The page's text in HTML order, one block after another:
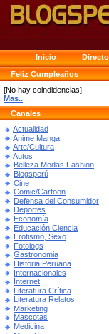
Inicio
Feliz Cumpleaños
[No hay coindidencias]
Mas..
Canales
Actualidad
Anime Manga
Arte/Cultura
Autos
Belleza Modas Fashion
Blogsperú
Cine
Comic/Cartoon
Defensa del Consumidor
Deportes
Economía
Educación Ciencia
Erotismo, Sexo
Fotologs
Gastronomia
Historia Peruana
Internacionales
Internet
Literatura Crítica
Literatura Relatos
Marketing
Mascotas
Medicina